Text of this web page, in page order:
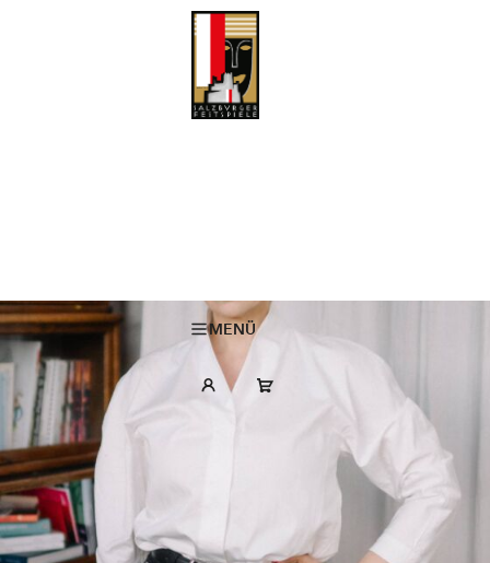
MENÜ
MARIA KALESNIKAVA ist Eröffnungsrednerin der Salzburger